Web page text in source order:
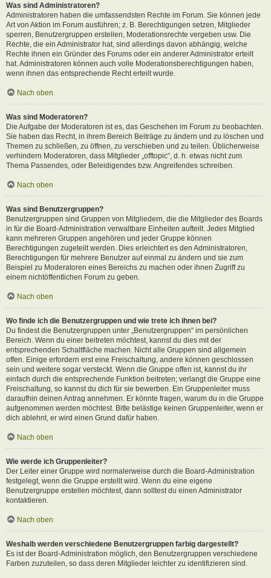
Was sind Administratoren?
Administratoren haben die umfassendsten Rechte im Forum. Sie können jede
Art von Aktion im Forum ausführen; z. B. Berechtigungen setzen, Mitglieder
sperren, Benutzergruppen erstellen, Moderationsrechte vergeben usw. Die
Rechte, die ein Administrator hat, sind allerdings davon abhängig, welche
Rechte ihnen ein Gründer des Forums oder ein anderer Administrator erteilt
hat. Administratoren können auch volle Moderationsberechtigungen haben,
wenn ihnen das entsprechende Recht erteilt wurde.
Nach oben
Was sind Moderatoren?
Die Aufgabe der Moderatoren ist es, das Geschehen im Forum zu beobachten.
Sie haben das Recht, in ihrem Bereich Beiträge zu ändern und zu löschen und
Themen zu schließen, zu öffnen, zu verschieben und zu teilen. Üblicherweise
verhindern Moderatoren, dass Mitglieder „offtopic“, d. h. etwas nicht zum
Thema Passendes, oder Beleidigendes bzw. Angreifendes schreiben.
Nach oben
Was sind Benutzergruppen?
Benutzergruppen sind Gruppen von Mitgliedern, die die Mitglieder des Boards
in für die Board-Administration verwaltbare Einheiten aufteilt. Jedes Mitglied
kann mehreren Gruppen angehören und jeder Gruppe können
Berechtigungen zugeteilt werden. Dies erleichtert es den Administratoren,
Berechtigungen für mehrere Benutzer auf einmal zu ändern und sie zum
Beispiel zu Moderatoren eines Bereichs zu machen oder ihnen Zugriff zu
einem nichtöffentlichen Forum zu geben.
Nach oben
Wo finde ich die Benutzergruppen und wie trete ich ihnen bei?
Du findest die Benutzergruppen unter „Benutzergruppen“ im persönlichen
Bereich. Wenn du einer beitreten möchtest, kannst du dies mit der
entsprechenden Schaltfläche machen. Nicht alle Gruppen sind allgemein
offen. Einige erfordern erst eine Freischaltung, andere können geschlossen
sein und weitere sogar versteckt. Wenn die Gruppe offen ist, kannst du ihr
einfach durch die entsprechende Funktion beitreten; verlangt die Gruppe eine
Freischaltung, so kannst du dich für sie bewerben. Ein Gruppenleiter muss
daraufhin deinen Antrag annehmen. Er könnte fragen, warum du in die Gruppe
aufgenommen werden möchtest. Bitte belästige keinen Gruppenleiter, wenn er
dich ablehnt, er wird einen Grund dafür haben.
Nach oben
Wie werde ich Gruppenleiter?
Der Leiter einer Gruppe wird normalerweise durch die Board-Administration
festgelegt, wenn die Gruppe erstellt wird. Wenn du eine eigene
Benutzergruppe erstellen möchtest, dann solltest du einen Administrator
kontaktieren.
Nach oben
Weshalb werden verschiedene Benutzergruppen farbig dargestellt?
Es ist der Board-Administration möglich, den Benutzergruppen verschiedene
Farben zuzuteilen, so dass deren Mitglieder leichter zu identifizieren sind.